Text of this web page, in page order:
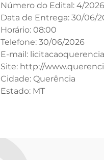
Número do Edital: 4/2026
Data de Entrega: 30/06/
Horário: 08:00
Telefone: 30/06/2026
E-mail:
Site: http://
Cidade: Querência
Estado: MT